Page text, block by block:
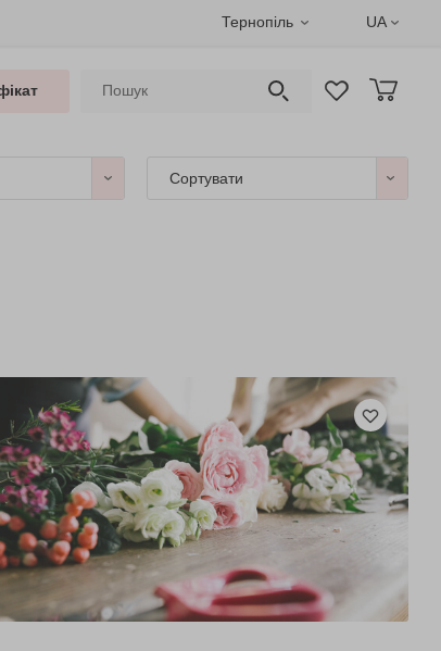
Тернопіль UA
Сортувати